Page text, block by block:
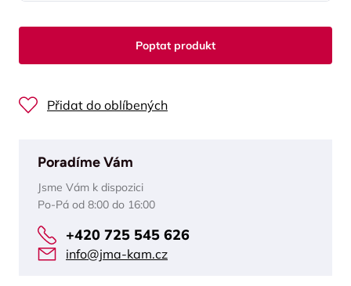
Poptat produkt
Přidat do oblíbených
Poradíme Vám
Jsme Vám k dispozici
Po-Pá od 8:00 do 16:00
+420 725 545 626
info@jma-kam.cz